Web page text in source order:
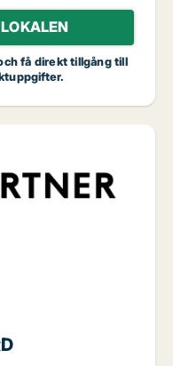
få direkt tillgång till